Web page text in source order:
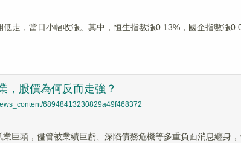
走，當日小幅收漲。其中，恒生指數漲0.13%，國企指數漲
，股價為何反而走強？
68948413230829a49f468372
巨頭，儘管被業績巨虧、深陷債務危機等多重負面消息纏身